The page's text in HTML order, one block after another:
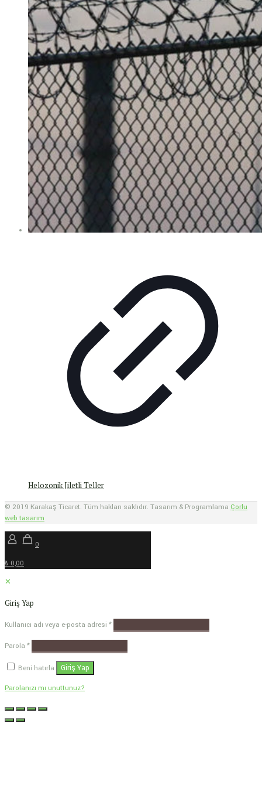
Helozonik Jiletli Teller
© 2019 Karakaş Ticaret. Tüm hakları saklıdır. Tasarım & Programlama Çorlu
web tasarım
0
₺ 0,00
✕
Giriş Yap
Kullanıcı adı veya e-posta adresi *
Parola *
Beni hatırla Giriş Yap
Parolanızı mı unuttunuz?